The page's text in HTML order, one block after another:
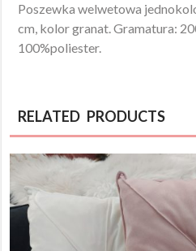
Poszewka welwetowa
cm, kolor granat. Gramatura:
100%poliester.
RELATED PRODUCTS